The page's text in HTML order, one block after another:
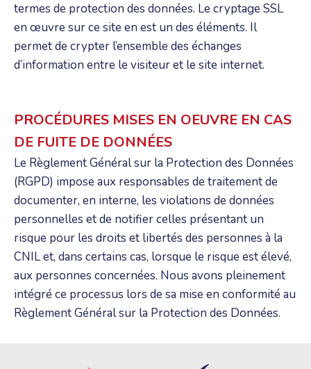
termes de protection des données. Le cryptage SSL
en œuvre sur ce site en est un des éléments. Il
permet de crypter l’ensemble des échanges
d’information entre le visiteur et le site internet.
PROCÉDURES MISES EN OEUVRE EN CAS
DE FUITE DE DONNÉES
Le Règlement Général sur la Protection des Données
(RGPD) impose aux responsables de traitement de
documenter, en interne, les violations de données
personnelles et de notifier celles présentant un
risque pour les droits et libertés des personnes à la
CNIL et, dans certains cas, lorsque le risque est élevé,
aux personnes concernées. Nous avons pleinement
intégré ce processus lors de sa mise en conformité au
Règlement Général sur la Protection des Données.